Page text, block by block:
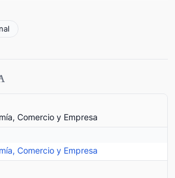
Comercio y Empresa
Comercio y Empresa